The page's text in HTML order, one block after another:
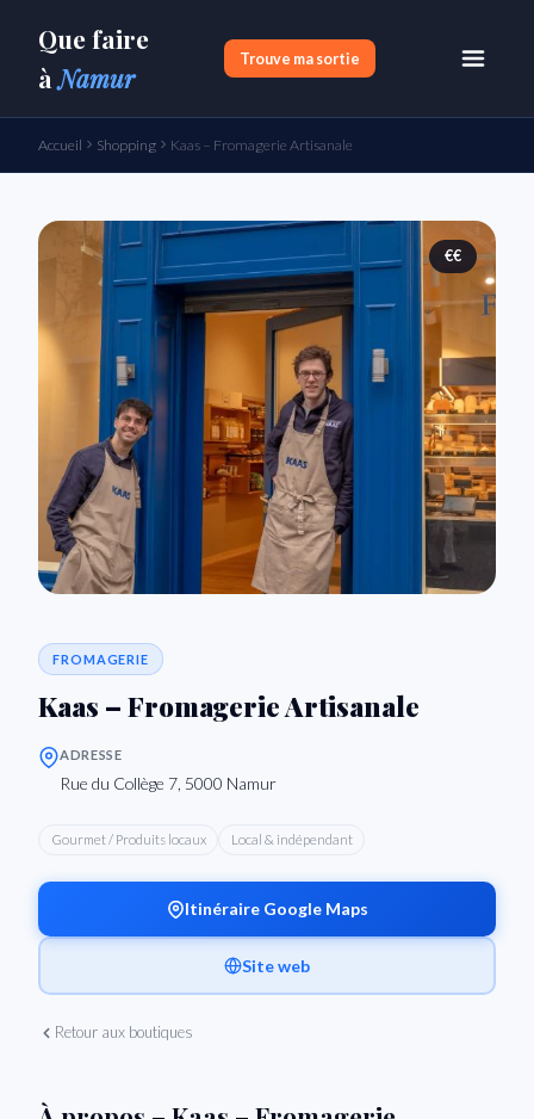
Que faire
àNamur
Trouve ma sortie
Accueil Shopping Kaas – Fromagerie Artisanale
€€
FROMAGERIE
Kaas – Fromagerie Artisanale
ADRESSE
Rue du Collège 7, 5000 Namur
Gourmet / Produits locaux Local & indépendant
Itinéraire Google Maps
Site web
Retour aux boutiques